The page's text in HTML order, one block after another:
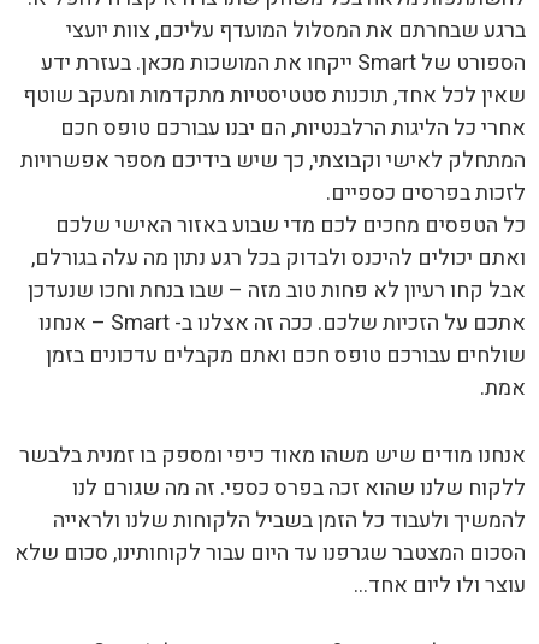
ברגע שבחרתם את המסלול המועדף עליכם, צוות יועצי
הספורט של Smart ייקחו את המושכות מכאן. בעזרת ידע
שאין לכל אחד, תוכנות סטטיסטיות מתקדמות ומעקב שוטף
אחרי כל הליגות הרלבנטיות, הם יבנו עבורכם טופס חכם
המתחלק לאישי וקבוצתי, כך שיש בידיכם מספר אפשרויות
לזכות בפרסים כספיים.
כל הטפסים מחכים לכם מדי שבוע באזור האישי שלכם
ואתם יכולים להיכנס ולבדוק בכל רגע נתון מה עלה בגורלם,
אבל קחו רעיון לא פחות טוב מזה – שבו בנחת וחכו שנעדכן
אתכם על הזכיות שלכם. ככה זה אצלנו ב- Smart – אנחנו
שולחים עבורכם טופס חכם ואתם מקבלים עדכונים בזמן
אמת.
אנחנו מודים שיש משהו מאוד כיפי ומספק בו זמנית בלבשר
ללקוח שלנו שהוא זכה בפרס כספי. זה מה שגורם לנו
להמשיך ולעבוד כל הזמן בשביל הלקוחות שלנו ולראייה
הסכום המצטבר שגרפנו עד היום עבור לקוחותינו, סכום שלא
עוצר ולו ליום אחד…